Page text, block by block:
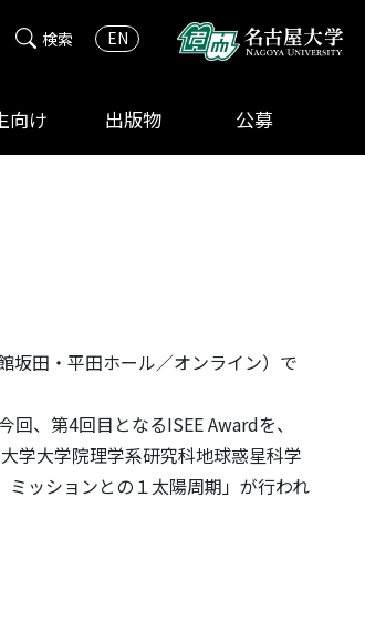
検索 EN
向け 出版物 公募
坂田・平田ホール／オンライン）で
、第4回目となるISEE Awardを、
学大学院理学系研究科地球惑星科学
ッションとの１太陽周期」が行われ